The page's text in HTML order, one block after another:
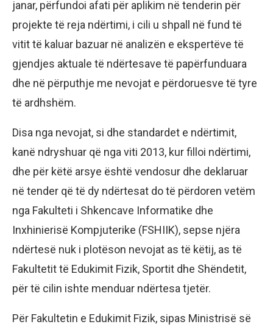
janar, përfundoi afati për aplikim në tenderin për
projekte të reja ndërtimi, i cili u shpall në fund të
vitit të kaluar bazuar në analizën e ekspertëve të
gjendjes aktuale të ndërtesave të papërfunduara
dhe në përputhje me nevojat e përdoruesve të tyre
të ardhshëm.
Disa nga nevojat, si dhe standardet e ndërtimit,
kanë ndryshuar që nga viti 2013, kur filloi ndërtimi,
dhe për këtë arsye është vendosur dhe deklaruar
në tender që të dy ndërtesat do të përdoren vetëm
nga Fakulteti i Shkencave Informatike dhe
Inxhinierisë Kompjuterike (FSHIIK), sepse njëra
ndërtesë nuk i plotëson nevojat as të këtij, as të
Fakultetit të Edukimit Fizik, Sportit dhe Shëndetit,
për të cilin ishte menduar ndërtesa tjetër.
Për Fakultetin e Edukimit Fizik, sipas Ministrisë së